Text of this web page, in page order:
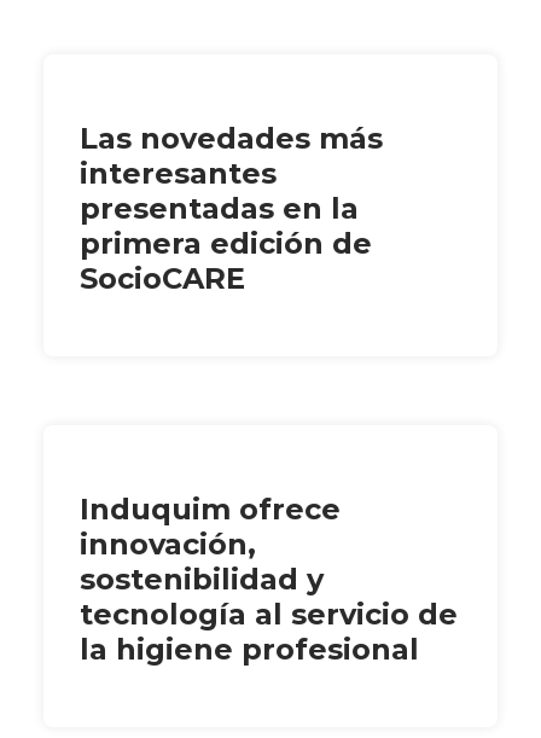
Las novedades más
interesantes
presentadas en la
primera edición de
SocioCARE
Induquim ofrece
innovación,
sostenibilidad y
tecnología al servicio de
la higiene profesional